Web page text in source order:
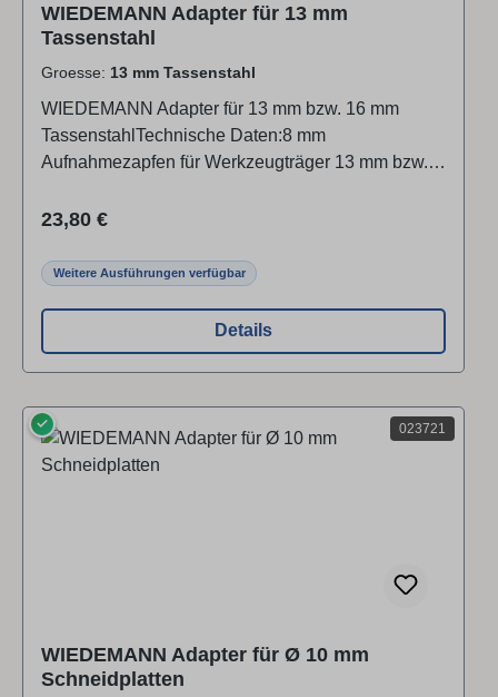
WIEDEMANN Adapter für 13 mm
Tassenstahl
Groesse: 13 mm Tassenstahl
WIEDEMANN Adapter für 13 mm bzw. 16 mm
TassenstahlTechnische Daten:8 mm
Aufnahmezapfen für Werkzeugträger 13 mm bzw.
Innensechskant.
Regulärer Preis:
23,80 €
Weitere Ausführungen verfügbar
Details
023721
✓
WIEDEMANN Adapter für Ø 10 mm
Schneidplatten